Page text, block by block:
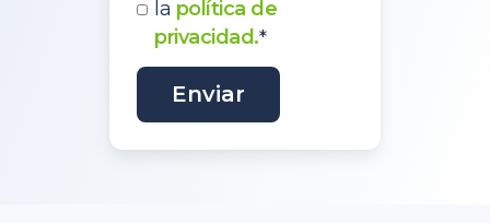
la política de
privacidad.*